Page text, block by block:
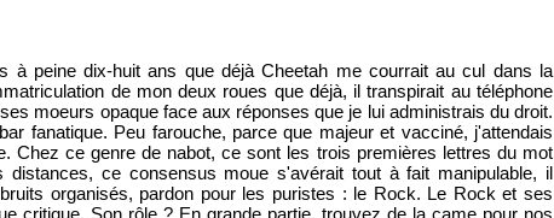
à peine dix-huit ans que déjà Cheetah me courrait au cul dans la
de mon deux roues que déjà, il transpirait au téléphone
moeurs opaque face aux réponses que je lui administrais du droit.
fanatique. Peu farouche, parce que majeur et vacciné, j'attendais
Chez ce genre de nabot, ce sont les trois premières lettres du mot
ce consensus moue s'avérait tout à fait manipulable, il
organisés, pardon pour les puristes : le Rock. Le Rock et ses
critique. Son rôle ? En grande partie, trouvez de la came pour nos